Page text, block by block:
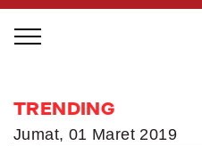
TRENDING
Jumat, 01 Maret 2019